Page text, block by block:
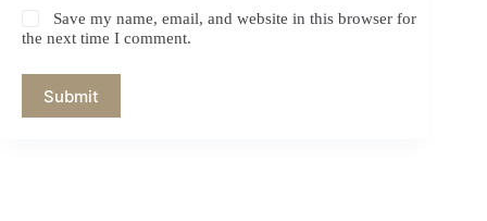
Save my name, email, and website in this browser for
the next time I comment.
Submit